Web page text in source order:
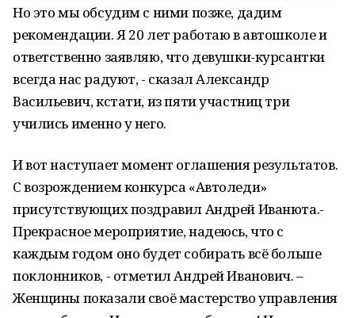
Но это мы обсудим с ними позже, дадим
рекомендации. Я 20 лет работаю в автошколе и
ответственно заявляю, что девушки-курсантки
всегда нас радуют, - сказал Александр
Васильевич, кстати, из пяти участниц три
учились именно у него.
И вот наступает момент оглашения результатов.
С возрождением конкурса «Автоледи»
присутствующих поздравил Андрей Иванюта.-
Прекрасное мероприятие, надеюсь, что с
каждым годом оно будет собирать всё больше
поклонников, - отметил Андрей Иванович. –
Женщины показали своё мастерство управления